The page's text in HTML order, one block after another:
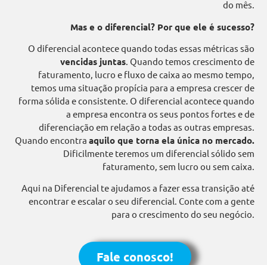
do mês.
Mas e o diferencial? Por que ele é sucesso?
O diferencial acontece quando todas essas métricas são
vencidas juntas. Quando temos crescimento de
faturamento, lucro e fluxo de caixa ao mesmo tempo,
temos uma situação propícia para a empresa crescer de
forma sólida e consistente. O diferencial acontece quando
a empresa encontra os seus pontos fortes e de
diferenciação em relação a todas as outras empresas.
Quando encontra aquilo que torna ela única no mercado.
Dificilmente teremos um diferencial sólido sem
faturamento, sem lucro ou sem caixa.
Aqui na Diferencial te ajudamos a fazer essa transição até
encontrar e escalar o seu diferencial. Conte com a gente
para o crescimento do seu negócio.
Fale conosco!